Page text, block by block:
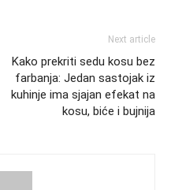
Next article
Kako prekriti sedu kosu bez
farbanja: Jedan sastojak iz
kuhinje ima sjajan efekat na
kosu, biće i bujnija